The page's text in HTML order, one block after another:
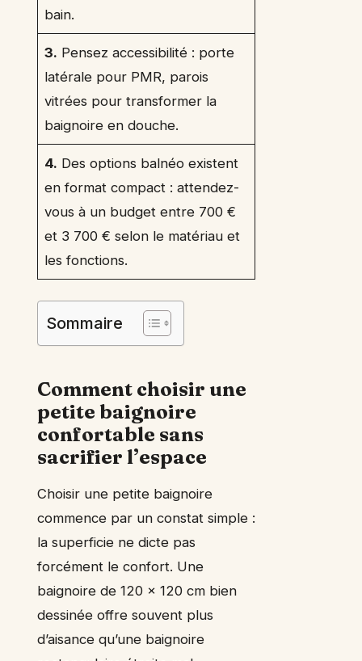
bain.
3. Pensez accessibilité : porte
latérale pour PMR, parois
vitrées pour transformer la
baignoire en douche.
4. Des options balnéo existent
en format compact : attendez-
vous à un budget entre 700 €
et 3 700 € selon le matériau et
les fonctions.
Sommaire
Comment choisir une
petite baignoire
confortable sans
sacrifier l’espace
Choisir une petite baignoire
commence par un constat simple :
la superficie ne dicte pas
forcément le confort. Une
baignoire de 120 x 120 cm bien
dessinée offre souvent plus
d’aisance qu’une baignoire